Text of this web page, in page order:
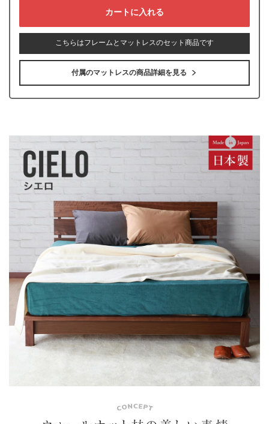
こちらはフレームとマットレスのセット商品です
付属のマットレスの商品詳細を見る